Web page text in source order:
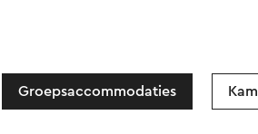
Groepsaccommodaties